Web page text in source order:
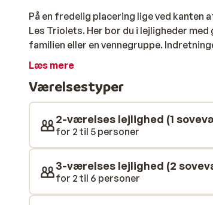
På en fredelig placering lige ved kanten
Les Triolets. Her bor du i lejligheder
familien eller en vennegruppe.
detaljer, der sætter stemningen. Og du
faciliteter, du har brug for til en
og ægte alpehygge – lige der, hvor
Læs mere
Værelsestyper
2-værelses lejlighed (1
for 2 til 5 personer
3-værelses lejlighed (2
for 2 til 6 personer